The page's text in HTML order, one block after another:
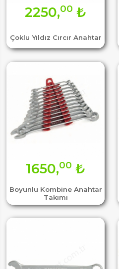
Çoklu Yıldız Cırcır Anahtar
2250,00 ₺
Boyunlu Kombine Anahtar
Takımı
1650,00 ₺